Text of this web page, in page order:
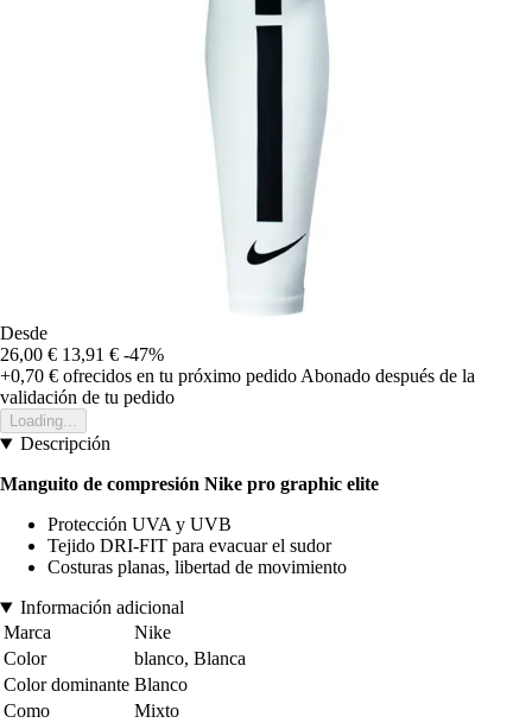
Desde
26,00 € 13,91 € -47%
+0,70 € ofrecidos en tu próximo pedido Abonado después de la
validación de tu pedido
Loading...
Descripción
Manguito de compresión Nike pro graphic elite
Protección UVA y UVB
Tejido DRI-FIT para evacuar el sudor
Costuras planas, libertad de movimiento
Información adicional
Marca
Nike
Color
blanco, Blanca
Color dominante Blanco
Como
Mixto